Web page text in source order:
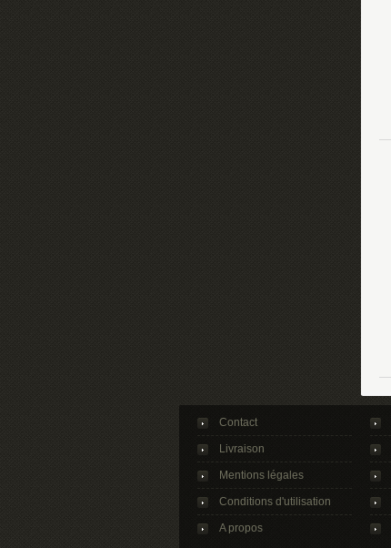
Contact
Livraison
Mentions légales
Conditions d'utilisation
A propos